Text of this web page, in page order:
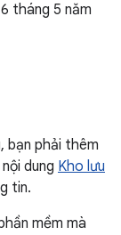
tháng 5 năm
bạn phải thêm
dung Kho lưu
tin.
mềm mà